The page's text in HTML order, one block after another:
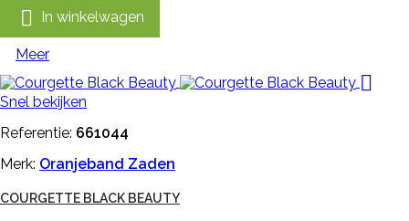
 In winkelwagen
Meer

Snel bekijken
Referentie: 661044
Merk: Oranjeband Zaden
COURGETTE BLACK BEAUTY